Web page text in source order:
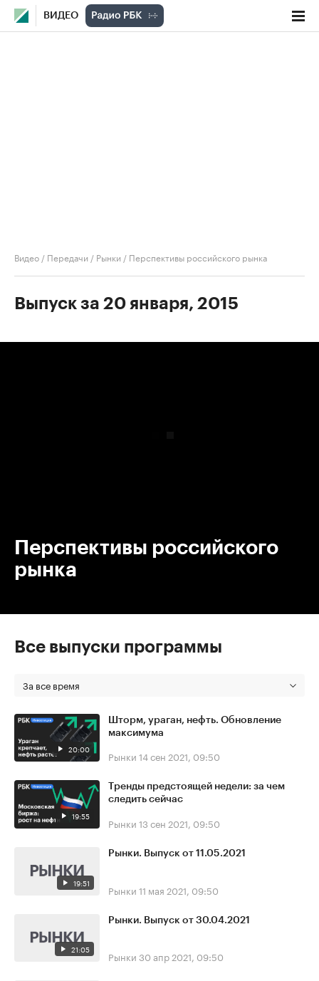
ВИДЕО
Видео / Передачи / Рынки / Перспективы российского рынка
Выпуск за 20 января, 2015
Перспективы российского
рынка
Все выпуски программы
За все время
20:00
Шторм, ураган, нефть. Обновление
максимума
Рынки 14 сен 2021, 09:50
19:55
Тренды предстоящей недели: за чем
следить сейчас
Рынки 13 сен 2021, 09:50
19:51
Рынки. Выпуск от 11.05.2021
Рынки 11 мая 2021, 09:50
21:05
Рынки. Выпуск от 30.04.2021
Рынки 30 апр 2021, 09:50